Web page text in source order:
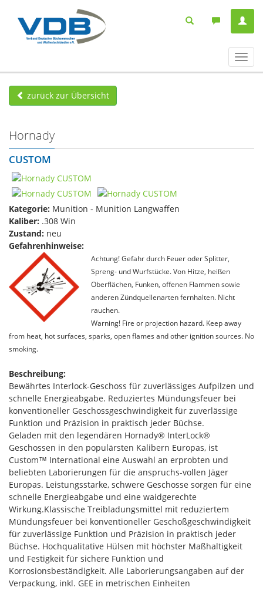
ein-/
zurück zur Übersicht
Hornady
CUSTOM
Kategorie: Munition - Munition Langwaffen
Kaliber: .308 Win
Zustand: neu
Gefahrenhinweise:
Achtung! Gefahr durch Feuer oder Splitter,
Spreng- und Wurfstücke. Von Hitze, heißen
Oberflächen, Funken, offenen Flammen sowie
anderen Zündquellenarten fernhalten. Nicht
rauchen.
Warning! Fire or projection hazard. Keep away
from heat, hot surfaces, sparks, open flames and other ignition sources. No
smoking.
Beschreibung:
Bewährtes Interlock-Geschoss für zuverlässiges Aufpilzen und
schnelle Energieabgabe. Reduziertes Mündungsfeuer bei
konventioneller Geschossgeschwindigkeit für zuverlässige
Funktion und Präzision in praktisch jeder Büchse.
Geladen mit den legendären Hornady® InterLock®
Geschossen in den populärsten Kalibern Europas, ist
Custom™ International eine Auswahl an erprobten und
beliebten Laborierungen für die anspruchs-vollen Jäger
Europas. Leistungsstarke, schwere Geschosse sorgen für eine
schnelle Energieabgabe und eine waidgerechte
Wirkung.Klassische Treibladungsmittel mit reduziertem
Mündungsfeuer bei konventioneller Geschoßgeschwindigkeit
für zuverlässige Funktion und Präzision in praktisch jeder
Büchse. Hochqualitative Hülsen mit höchster Maßhaltigkeit
und Festigkeit für sichere Funktion und
Korrosionsbeständigkeit. Alle Laborierungsangaben auf der
Verpackung, inkl. GEE in metrischen Einheiten